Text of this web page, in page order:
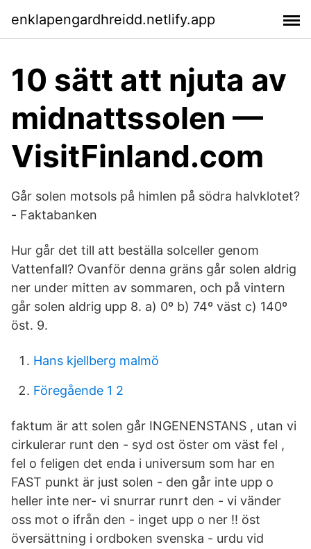
enklapengardhreidd.netlify.app
10 sätt att njuta av
midnattssolen —
VisitFinland.com
Går solen motsols på himlen på södra halvklotet?
- Faktabanken
Hur går det till att beställa solceller genom
Vattenfall? Ovanför denna gräns går solen aldrig
ner under mitten av sommaren, och på vintern
går solen aldrig upp 8. a) 0º b) 74º väst c) 140º
öst. 9.
Hans kjellberg malmö
Föregående 1 2
faktum är att solen går INGENENSTANS , utan vi
cirkulerar runt den - syd ost öster om väst fel ,
fel o feligen det enda i universum som har en
FAST punkt är just solen - den går inte upp o
heller inte ner- vi snurrar runrt den - vi vänder
oss mot o ifrån den - inget upp o ner !! öst
översättning i ordboken svenska - urdu vid